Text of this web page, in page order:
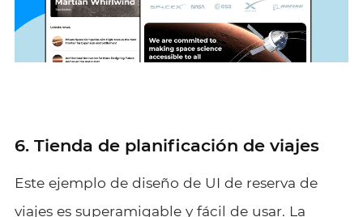
6. Tienda de planificación de viajes
Este ejemplo de diseño de UI de reserva de
viajes es superamigable y fácil de usar. La